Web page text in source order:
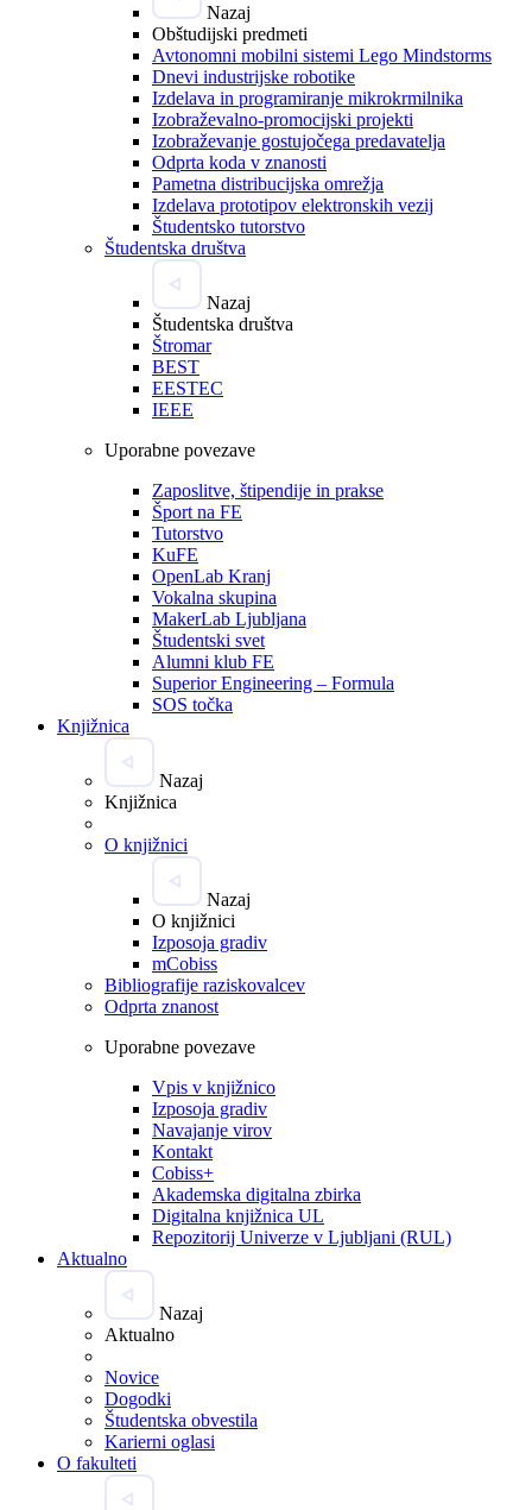
Nazaj
Obštudijski predmeti
Avtonomni mobilni sistemi Lego Mindstorms
Dnevi industrijske robotike
Izdelava in programiranje mikrokrmilnika
Izobraževalno-promocijski projekti
Izobraževanje gostujočega predavatelja
Odprta koda v znanosti
Pametna distribucijska omrežja
Izdelava prototipov elektronskih vezij
Študentsko tutorstvo
Študentska društva
Nazaj
Študentska društva
Štromar
BEST
EESTEC
IEEE
Uporabne povezave
Zaposlitve, štipendije in prakse
Šport na FE
Tutorstvo
KuFE
OpenLab Kranj
Vokalna skupina
MakerLab Ljubljana
Študentski svet
Alumni klub FE
Superior Engineering – Formula
SOS točka
Knjižnica
Nazaj
Knjižnica
O knjižnici
Nazaj
O knjižnici
Izposoja gradiv
mCobiss
Bibliografije raziskovalcev
Odprta znanost
Uporabne povezave
Vpis v knjižnico
Izposoja gradiv
Navajanje virov
Kontakt
Cobiss+
Akademska digitalna zbirka
Digitalna knjižnica UL
Repozitorij Univerze v Ljubljani (RUL)
Aktualno
Nazaj
Aktualno
Novice
Dogodki
Študentska obvestila
Karierni oglasi
O fakulteti